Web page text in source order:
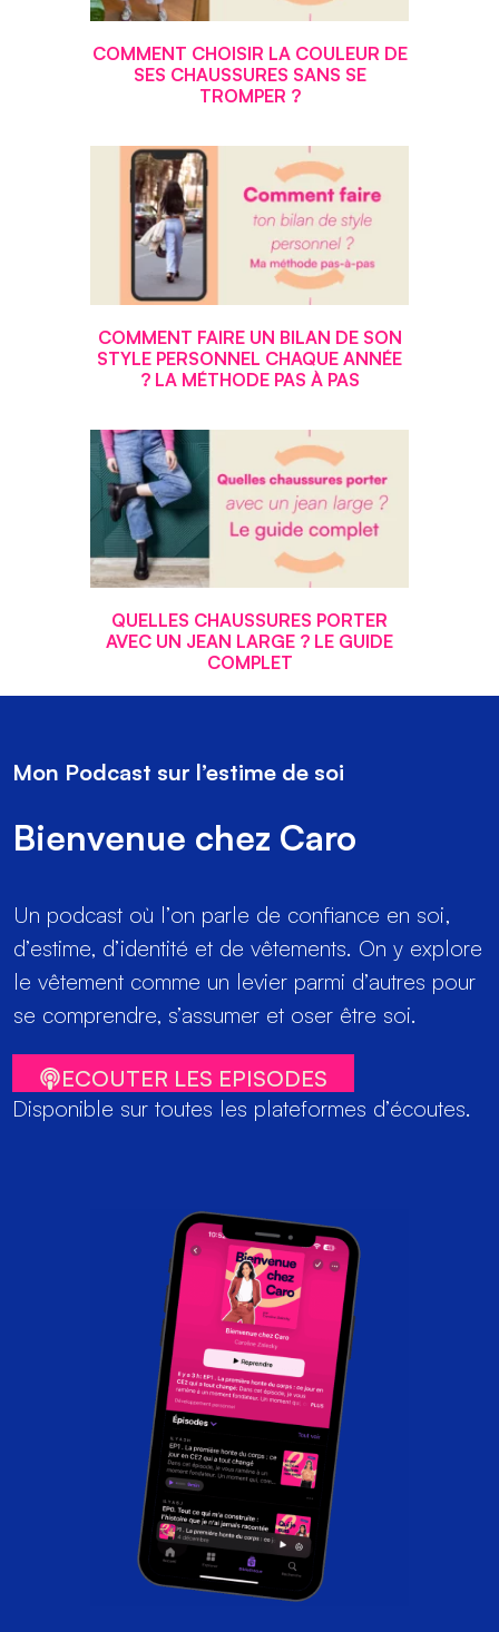
COMMENT CHOISIR LA COULEUR DE
SES CHAUSSURES SANS SE
TROMPER ?
COMMENT FAIRE UN BILAN DE SON
STYLE PERSONNEL CHAQUE ANNÉE
? LA MÉTHODE PAS À PAS
QUELLES CHAUSSURES PORTER
AVEC UN JEAN LARGE ? LE GUIDE
COMPLET
Mon Podcast sur l’estime de soi
Bienvenue chez Caro
Un podcast où l’on parle de confiance en soi,
d’estime, d’identité et de vêtements. On y explore
le vêtement comme un levier parmi d’autres pour
se comprendre, s’assumer et oser être soi.
ECOUTER LES EPISODES
Disponible sur toutes les plateformes d’écoutes.